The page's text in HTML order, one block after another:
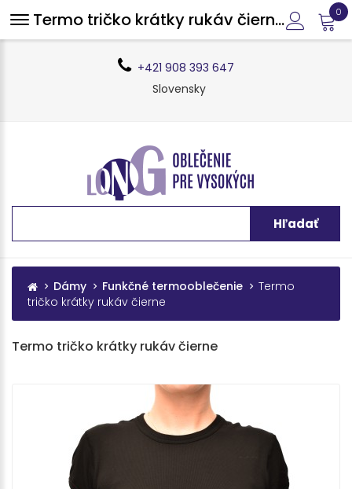
+421 908 393 647
Slovensky
0
Hľadať
Dámy Funkčné termooblečenie
Termo
tričko krátky rukáv čierne
Termo tričko krátky rukáv čierne
Termo tričko krátky rukáv čierne pre vysoké long